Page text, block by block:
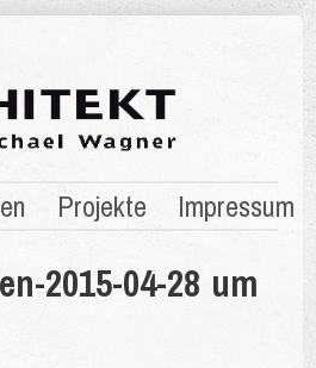
Projekte Impressum
2015-04-28 um